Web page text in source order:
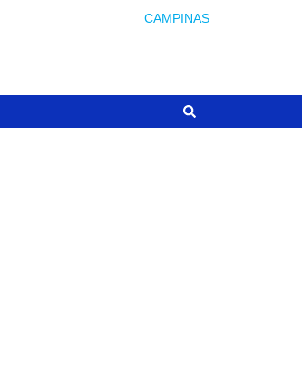
CAMPINAS